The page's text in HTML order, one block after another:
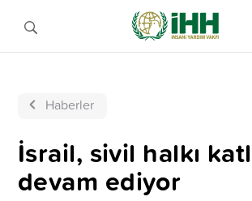
Haberler
İsrail, sivil halkı
devam ediyor